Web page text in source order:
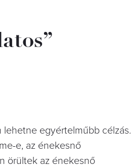
egyértelműbb célzás.
e, az énekesnő
örültek az énekesnő